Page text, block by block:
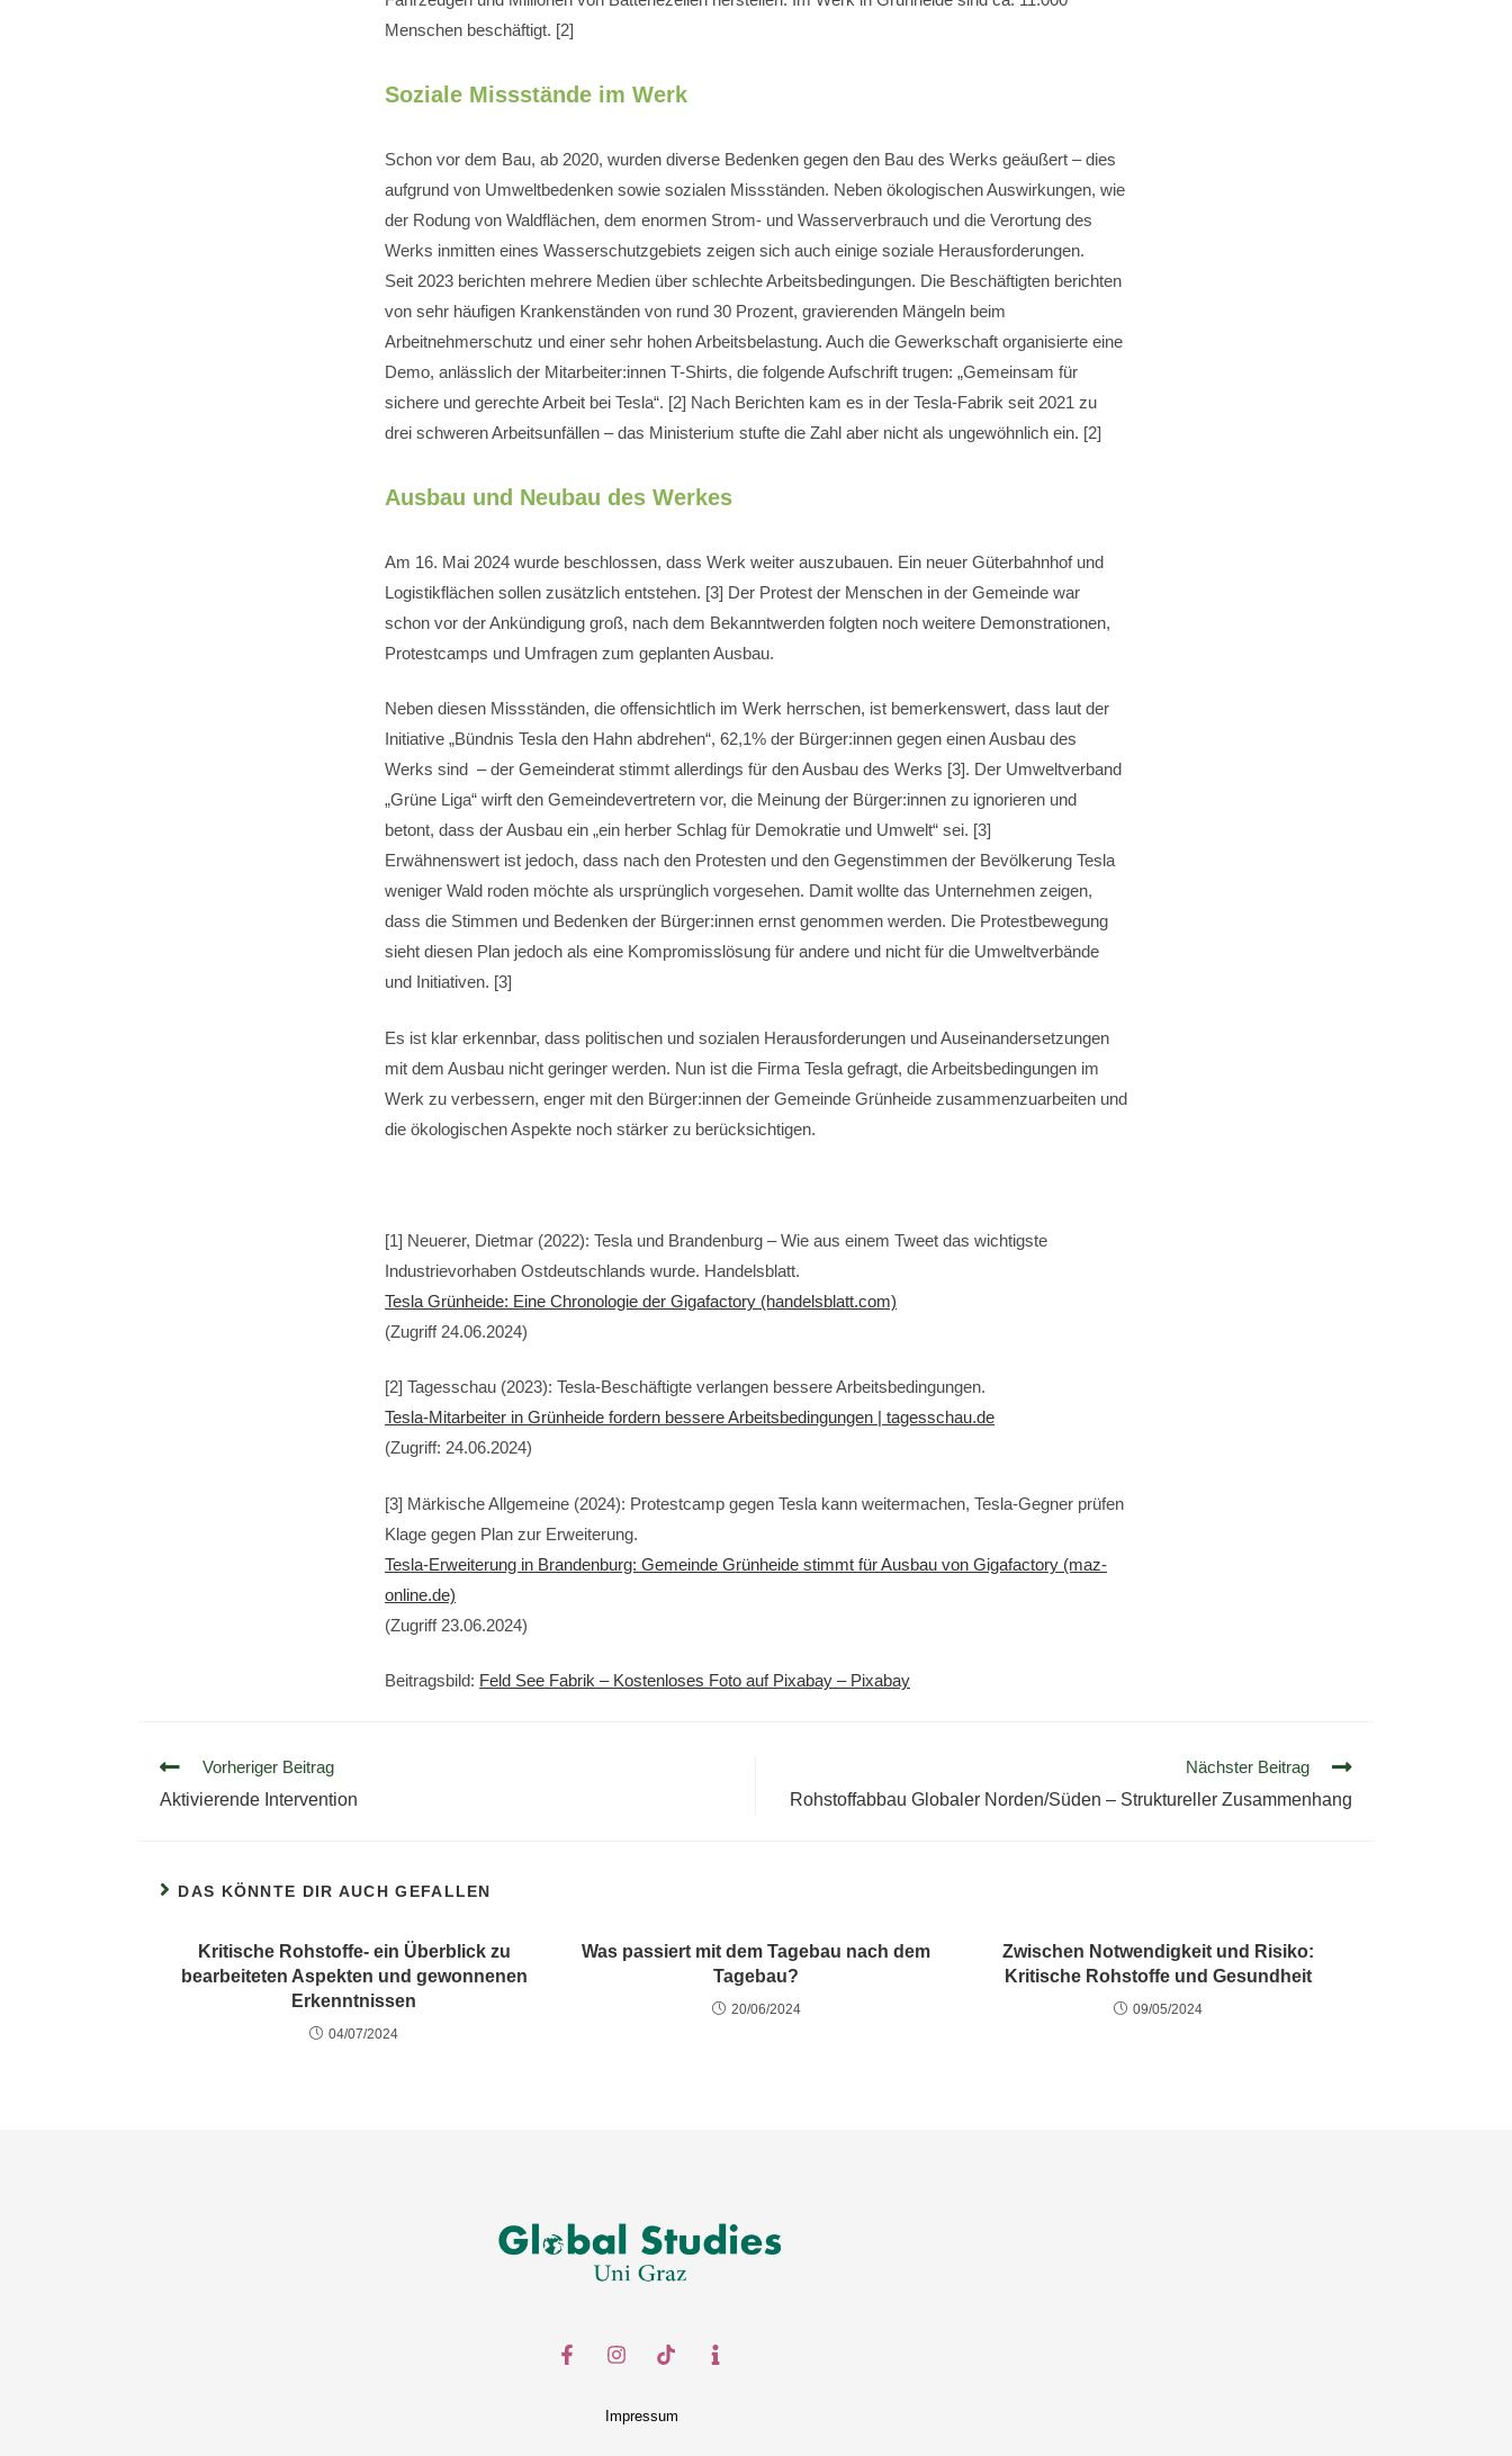
Menschen beschäftigt. [2]
Soziale Missstände im Werk
Schon vor dem Bau, ab 2020, wurden diverse Bedenken gegen den Bau des Werks geäußert – dies
aufgrund von Umweltbedenken sowie sozialen Missständen. Neben ökologischen Auswirkungen, wie
der Rodung von Waldflächen, dem enormen Strom- und Wasserverbrauch und die Verortung des
Werks inmitten eines Wasserschutzgebiets zeigen sich auch einige soziale Herausforderungen.
Seit 2023 berichten mehrere Medien über schlechte Arbeitsbedingungen. Die Beschäftigten berichten
von sehr häufigen Krankenständen von rund 30 Prozent, gravierenden Mängeln beim
Arbeitnehmerschutz und einer sehr hohen Arbeitsbelastung. Auch die Gewerkschaft organisierte eine
Demo, anlässlich der Mitarbeiter:innen T-Shirts, die folgende Aufschrift trugen: „Gemeinsam für
sichere und gerechte Arbeit bei Tesla“. [2] Nach Berichten kam es in der Tesla-Fabrik seit 2021 zu
drei schweren Arbeitsunfällen – das Ministerium stufte die Zahl aber nicht als ungewöhnlich ein. [2]
Ausbau und Neubau des Werkes
Am 16. Mai 2024 wurde beschlossen, dass Werk weiter auszubauen. Ein neuer Güterbahnhof und
Logistikflächen sollen zusätzlich entstehen. [3] Der Protest der Menschen in der Gemeinde war
schon vor der Ankündigung groß, nach dem Bekanntwerden folgten noch weitere Demonstrationen,
Protestcamps und Umfragen zum geplanten Ausbau.
Neben diesen Missständen, die offensichtlich im Werk herrschen, ist bemerkenswert, dass laut der
Initiative „Bündnis Tesla den Hahn abdrehen“, 62,1% der Bürger:innen gegen einen Ausbau des
Werks sind – der Gemeinderat stimmt allerdings für den Ausbau des Werks [3]. Der Umweltverband
„Grüne Liga“ wirft den Gemeindevertretern vor, die Meinung der Bürger:innen zu ignorieren und
betont, dass der Ausbau ein „ein herber Schlag für Demokratie und Umwelt“ sei. [3]
Erwähnenswert ist jedoch, dass nach den Protesten und den Gegenstimmen der Bevölkerung Tesla
weniger Wald roden möchte als ursprünglich vorgesehen. Damit wollte das Unternehmen zeigen,
dass die Stimmen und Bedenken der Bürger:innen ernst genommen werden. Die Protestbewegung
sieht diesen Plan jedoch als eine Kompromisslösung für andere und nicht für die Umweltverbände
und Initiativen. [3]
Es ist klar erkennbar, dass politischen und sozialen Herausforderungen und Auseinandersetzungen
mit dem Ausbau nicht geringer werden. Nun ist die Firma Tesla gefragt, die Arbeitsbedingungen im
Werk zu verbessern, enger mit den Bürger:innen der Gemeinde Grünheide zusammenzuarbeiten und
die ökologischen Aspekte noch stärker zu berücksichtigen.
[1] Neuerer, Dietmar (2022): Tesla und Brandenburg – Wie aus einem Tweet das wichtigste
Industrievorhaben Ostdeutschlands wurde. Handelsblatt.
Tesla Grünheide: Eine Chronologie der Gigafactory (handelsblatt.com)
(Zugriff 24.06.2024)
[2] Tagesschau (2023): Tesla-Beschäftigte verlangen bessere Arbeitsbedingungen.
Tesla-Mitarbeiter in Grünheide fordern bessere Arbeitsbedingungen | tagesschau.de
(Zugriff: 24.06.2024)
[3] Märkische Allgemeine (2024): Protestcamp gegen Tesla kann weitermachen, Tesla-Gegner prüfen
Klage gegen Plan zur Erweiterung.
Tesla-Erweiterung in Brandenburg: Gemeinde Grünheide stimmt für Ausbau von Gigafactory (maz-
online.de)
(Zugriff 23.06.2024)
Beitragsbild: Feld See Fabrik – Kostenloses Foto auf Pixabay – Pixabay
Vorheriger Beitrag
Aktivierende Intervention
Nächster Beitrag
Rohstoffabbau Globaler Norden/Süden – Struktureller Zusammenhang
DAS KÖNNTE DIR AUCH GEFALLEN
Kritische Rohstoffe- ein Überblick zu
bearbeiteten Aspekten und gewonnenen
Erkenntnissen
04/07/2024
Was passiert mit dem Tagebau nach dem
Tagebau?
20/06/2024
Zwischen Notwendigkeit und Risiko:
Kritische Rohstoffe und Gesundheit
09/05/2024
Impressum